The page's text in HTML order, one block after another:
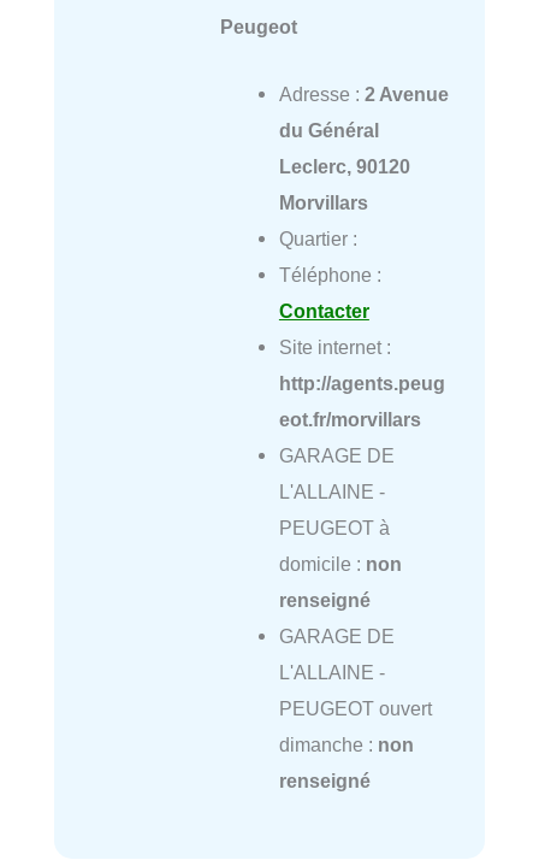
Peugeot
Adresse : 2 Avenue
du Général
Leclerc, 90120
Morvillars
Quartier :
Téléphone :
Contacter
Site internet :
http://agents.peug
eot.fr/morvillars
GARAGE DE
L'ALLAINE -
PEUGEOT à
domicile : non
renseigné
GARAGE DE
L'ALLAINE -
PEUGEOT ouvert
dimanche : non
renseigné